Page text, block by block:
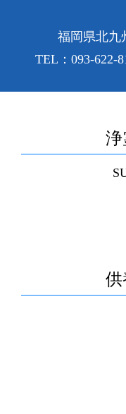
福岡県北九
TEL：093-
浄
供